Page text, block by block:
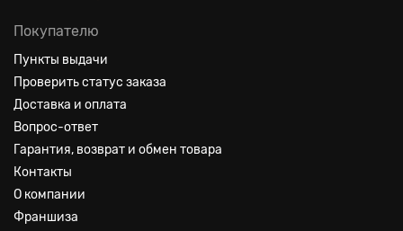
Покупателю
Пункты выдачи
Проверить статус заказа
Доставка и оплата
Вопрос-ответ
Гарантия, возврат и обмен товара
Контакты
О компании
Франшиза